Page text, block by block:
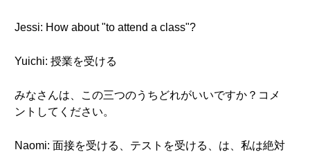
Jessi: How about "to attend a class"?
Yuichi: 授業を受ける
みなさんは、この三つのうちどれがいいですか？コメ
ントしてください。
Naomi: 面接を受ける、テストを受ける、は、私は絶対